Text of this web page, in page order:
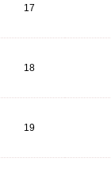
17
18
19